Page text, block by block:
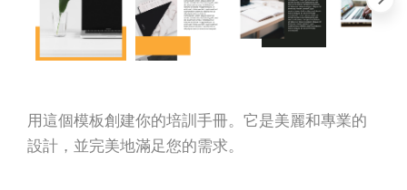
用這個模板創建你的培訓手冊。它是美麗和專業的
設計，並完美地滿足您的需求。